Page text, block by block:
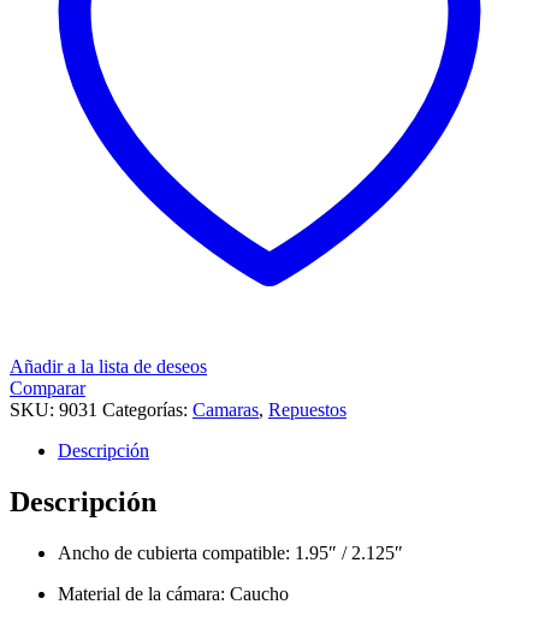
Añadir a la lista de deseos
Comparar
SKU: 9031 Categorías: Camaras, Repuestos
Descripción
Descripción
Ancho de cubierta compatible: 1.95″ / 2.125″
Material de la cámara: Caucho